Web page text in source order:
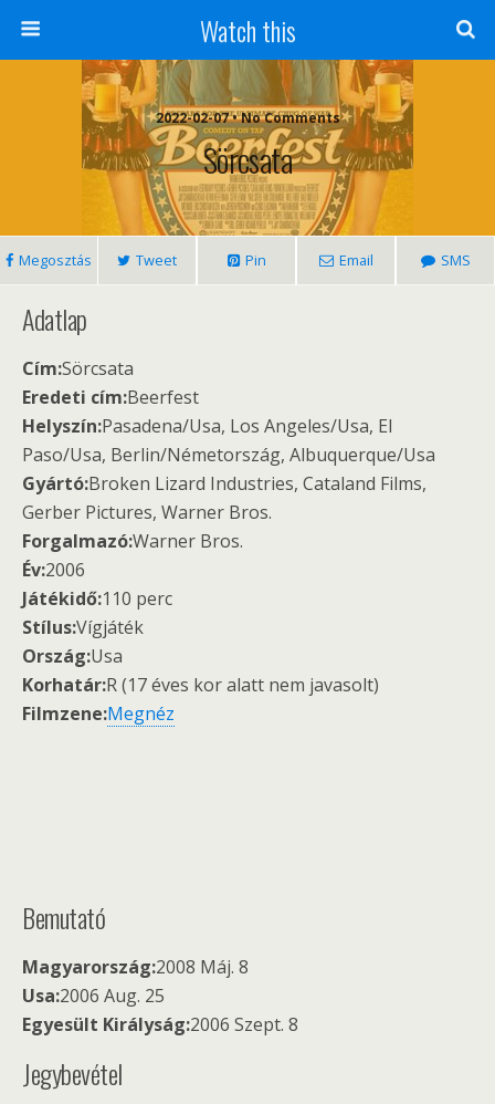
Watch this
2022-02-07 • No Comments
Sörcsata
Megosztás Tweet Pin Email SMS
Adatlap
Cím:Sörcsata
Eredeti cím:Beerfest
Helyszín:Pasadena/Usa, Los Angeles/Usa, El
Paso/Usa, Berlin/Németország, Albuquerque/Usa
Gyártó:Broken Lizard Industries, Cataland Films,
Gerber Pictures, Warner Bros.
Forgalmazó:Warner Bros.
Év:2006
Játékidő:110 perc
Stílus:Vígjáték
Ország:Usa
Korhatár:R (17 éves kor alatt nem javasolt)
Filmzene:Megnéz
Bemutató
Magyarország:2008 Máj. 8
Usa:2006 Aug. 25
Egyesült Királyság:2006 Szept. 8
Jegybevétel